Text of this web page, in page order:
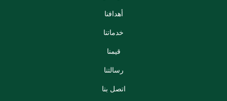
أهدافنا
خدماتنا
قيمنا
رسالتنا
اتصل بنا